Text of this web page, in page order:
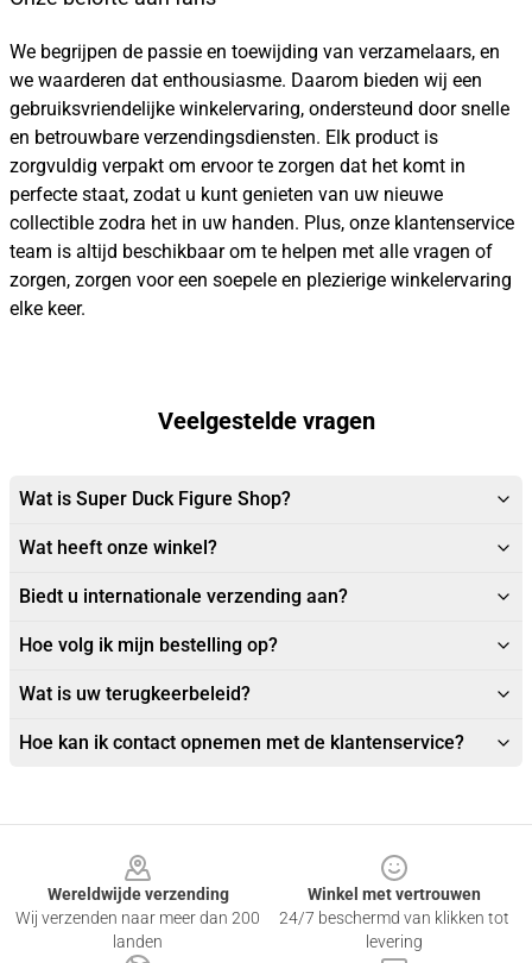
We begrijpen de passie en toewijding van verzamelaars, en
we waarderen dat enthousiasme. Daarom bieden wij een
gebruiksvriendelijke winkelervaring, ondersteund door snelle
en betrouwbare verzendingsdiensten. Elk product is
zorgvuldig verpakt om ervoor te zorgen dat het komt in
perfecte staat, zodat u kunt genieten van uw nieuwe
collectible zodra het in uw handen. Plus, onze klantenservice
team is altijd beschikbaar om te helpen met alle vragen of
zorgen, zorgen voor een soepele en plezierige winkelervaring
elke keer.
Veelgestelde vragen
Wat is Super Duck Figure Shop?
Wat heeft onze winkel?
Biedt u internationale verzending aan?
Hoe volg ik mijn bestelling op?
Wat is uw terugkeerbeleid?
Hoe kan ik contact opnemen met de klantenservice?
Wereldwijde verzending
Wij verzenden naar meer dan 200
landen
Winkel met vertrouwen
24/7 beschermd van klikken tot
levering